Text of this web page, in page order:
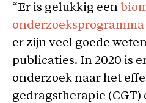
“Er is gelukkig een
er zijn veel goede
publicaties. In 2020 is
onderzoek naar het
gedragstherapie (CGT)